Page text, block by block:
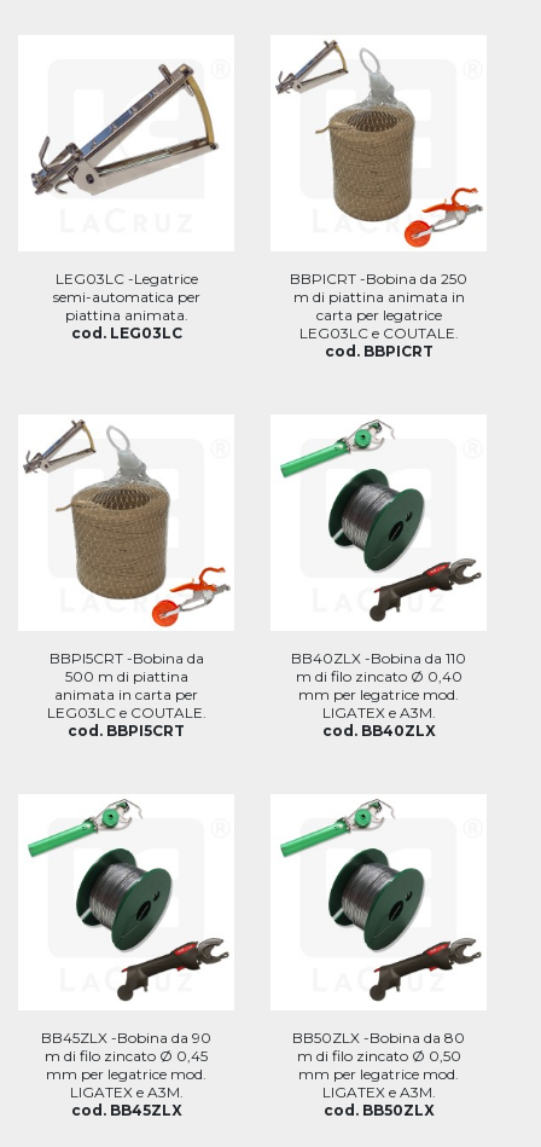
LEG03LC -Legatrice
semi-automatica per
piattina animata.
cod. LEG03LC
BBPICRT -Bobina da 250
m di piattina animata in
carta per legatrice
LEG03LC e COUTALE.
cod. BBPICRT
BBPI5CRT -Bobina da
500 m di piattina
animata in carta per
LEG03LC e COUTALE.
cod. BBPI5CRT
BB40ZLX -Bobina da 110
m di filo zincato Ø 0,40
mm per legatrice mod.
LIGATEX e A3M.
cod. BB40ZLX
BB45ZLX -Bobina da 90
m di filo zincato Ø 0,45
mm per legatrice mod.
LIGATEX e A3M.
cod. BB45ZLX
BB50ZLX -Bobina da 80
m di filo zincato Ø 0,50
mm per legatrice mod.
LIGATEX e A3M.
cod. BB50ZLX